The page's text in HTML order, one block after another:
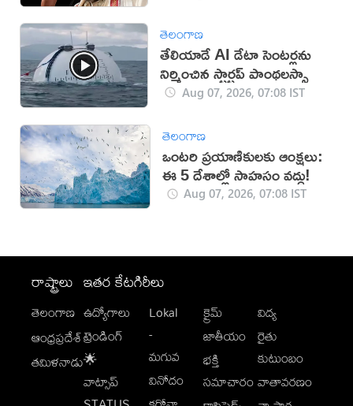
తెలంగాణ
తేలియాడే AI డేటా సెంటర్లను
నిర్మించిన స్టార్టప్ పాంథలస్సా
Aug 07, 2026, 07:08 IST
తెలంగాణ
ఒంటరి ప్రయాణికులకు ఆంక్షలు:
ఈ 5 దేశాల్లో సాహసం వద్దు!
Aug 07, 2026, 07:08 IST
రాష్ట్రాలు
తెలంగాణ
ఆంధ్రప్రదేశ్
తమిళనాడు
ఇతర కేటగిరీలు
ఉద్యోగాలు
ట్రెండింగ్
🌟
వాట్సాప్
Lokal
-
మగువ
వినోదం
క్రైమ్
జాతీయం
భక్తి
సమాచారం
విద్య
రైతు
కుటుంబం
వాతావరణం